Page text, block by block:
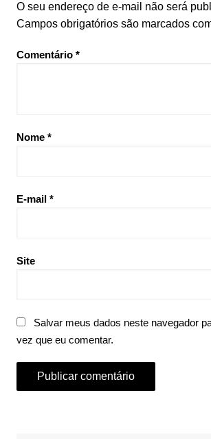
O seu endereço de e-mail não será
Campos obrigatórios são marcados
Comentário *
Nome *
E-mail *
Site
Salvar meus dados neste navegador
vez que eu comentar.